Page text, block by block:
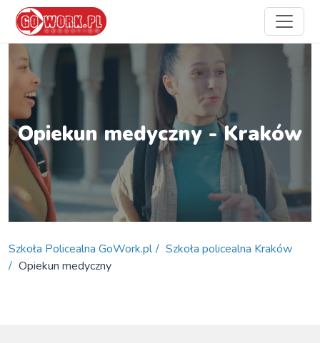
Opiekun medyczny - Kraków
Szkoła Policealna GoWork.pl
Szkoła policealna Kraków
Opiekun medyczny